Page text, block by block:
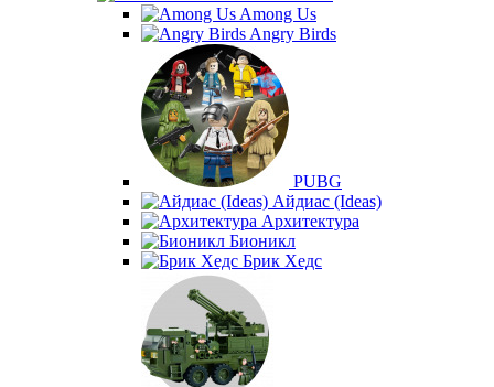
Among Us
Angry Birds
PUBG
Айдиас (Ideas)
Архитектура
Бионикл
Брик Хедс